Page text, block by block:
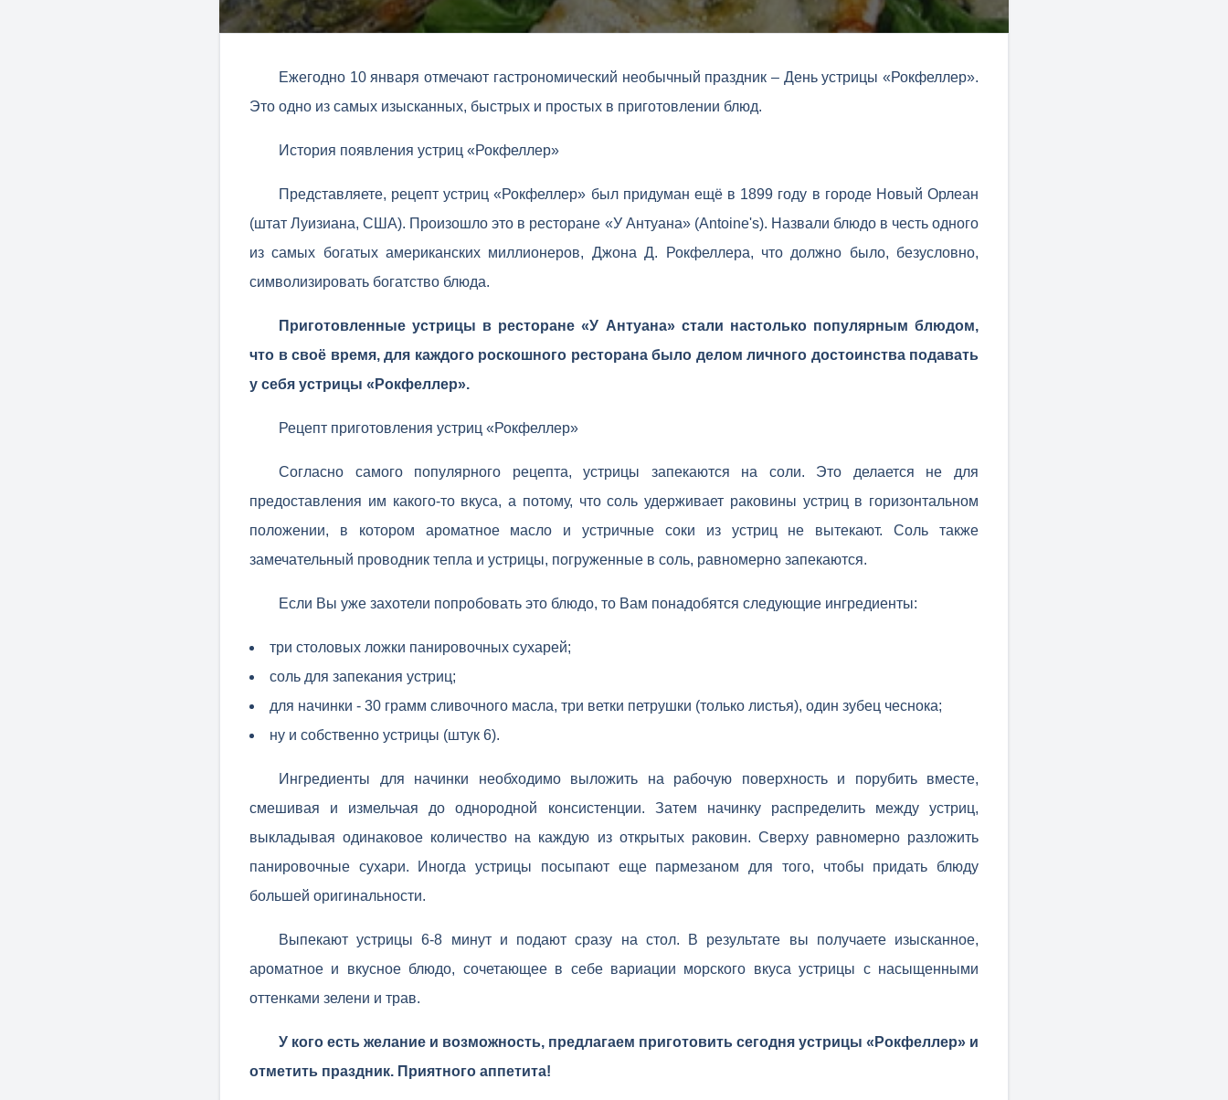
Ежегодно 10 января отмечают гастрономический необычный праздник – День устрицы «Рокфеллер».
Это одно из самых изысканных, быстрых и простых в приготовлении блюд.
История появления устриц «Рокфеллер»
Представляете, рецепт устриц «Рокфеллер» был придуман ещё в 1899 году в городе Новый Орлеан
(штат Луизиана, США). Произошло это в ресторане «У Антуана» (Antoine's). Назвали блюдо в честь одного
из самых богатых американских миллионеров, Джона Д. Рокфеллера, что должно было, безусловно,
символизировать богатство блюда.
Приготовленные устрицы в ресторане «У Антуана» стали настолько популярным блюдом,
что в своё время, для каждого роскошного ресторана было делом личного достоинства подавать
у себя устрицы «Рокфеллер».
Рецепт приготовления устриц «Рокфеллер»
Согласно самого популярного рецепта, устрицы запекаются на соли. Это делается не для
предоставления им какого-то вкуса, а потому, что соль удерживает раковины устриц в горизонтальном
положении, в котором ароматное масло и устричные соки из устриц не вытекают. Соль также
замечательный проводник тепла и устрицы, погруженные в соль, равномерно запекаются.
Если Вы уже захотели попробовать это блюдо, то Вам понадобятся следующие ингредиенты:
три столовых ложки панировочных сухарей;
соль для запекания устриц;
для начинки - 30 грамм сливочного масла, три ветки петрушки (только листья), один зубец чеснока;
ну и собственно устрицы (штук 6).
Ингредиенты для начинки необходимо выложить на рабочую поверхность и порубить вместе,
смешивая и измельчая до однородной консистенции. Затем начинку распределить между устриц,
выкладывая одинаковое количество на каждую из открытых раковин. Сверху равномерно разложить
панировочные сухари. Иногда устрицы посыпают еще пармезаном для того, чтобы придать блюду
большей оригинальности.
Выпекают устрицы 6-8 минут и подают сразу на стол. В результате вы получаете изысканное,
ароматное и вкусное блюдо, сочетающее в себе вариации морского вкуса устрицы с насыщенными
оттенками зелени и трав.
У кого есть желание и возможность, предлагаем приготовить сегодня устрицы «Рокфеллер» и
отметить праздник. Приятного аппетита!